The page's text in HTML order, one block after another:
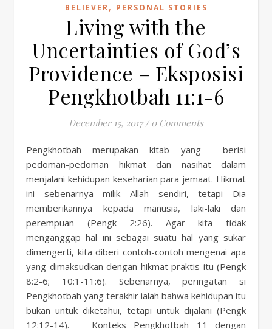
BELIEVER, PERSONAL STORIES
Living with the
Uncertainties of God’s
Providence – Eksposisi
Pengkhotbah 11:1-6
December 15, 2017 / 0 Comments
Pengkhotbah merupakan kitab yang berisi
pedoman-pedoman hikmat dan nasihat dalam
menjalani kehidupan keseharian para jemaat. Hikmat
ini sebenarnya milik Allah sendiri, tetapi Dia
memberikannya kepada manusia, laki-laki dan
perempuan (Pengk 2:26). Agar kita tidak
menganggap hal ini sebagai suatu hal yang sukar
dimengerti, kita diberi contoh-contoh mengenai apa
yang dimaksudkan dengan hikmat praktis itu (Pengk
8:2-6; 10:1-11:6). Sebenarnya, peringatan si
Pengkhotbah yang terakhir ialah bahwa kehidupan itu
bukan untuk diketahui, tetapi untuk dijalani (Pengk
12:12-14). Konteks Pengkhotbah 11 dengan